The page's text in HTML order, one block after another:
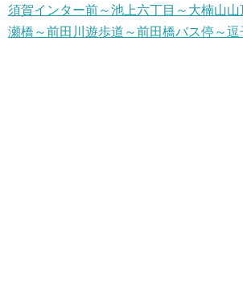
須賀インター前～池上六丁目～大楠山
瀬橋～前田川遊歩道～前田橋バス停～逗